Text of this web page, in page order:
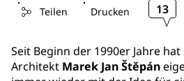
Teilen Drucken 13
Seit Beginn der 1990er Jahre
Architekt Marek Jan Štěpán